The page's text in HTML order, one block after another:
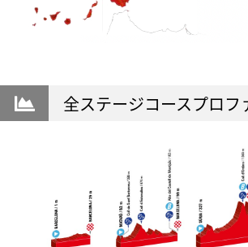
全ステージコースプロフ